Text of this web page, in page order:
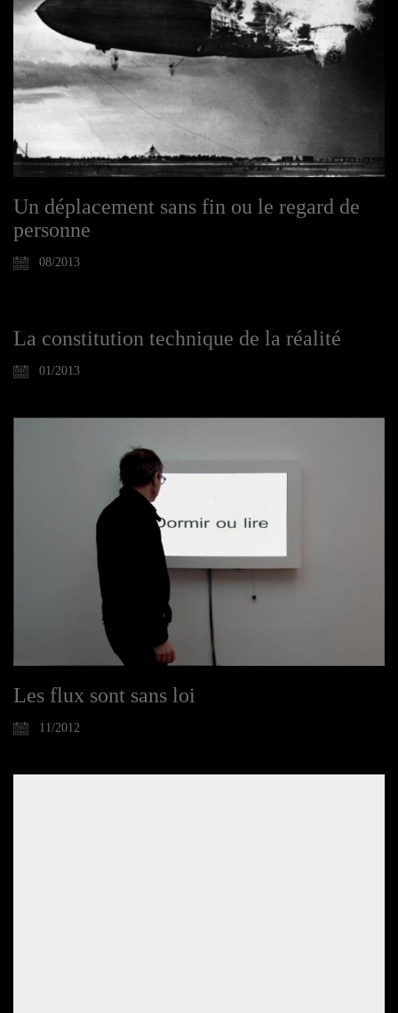
Un déplacement sans fin ou le regard de
personne
08/2013
La constitution technique de la réalité
01/2013
Les flux sont sans loi
11/2012